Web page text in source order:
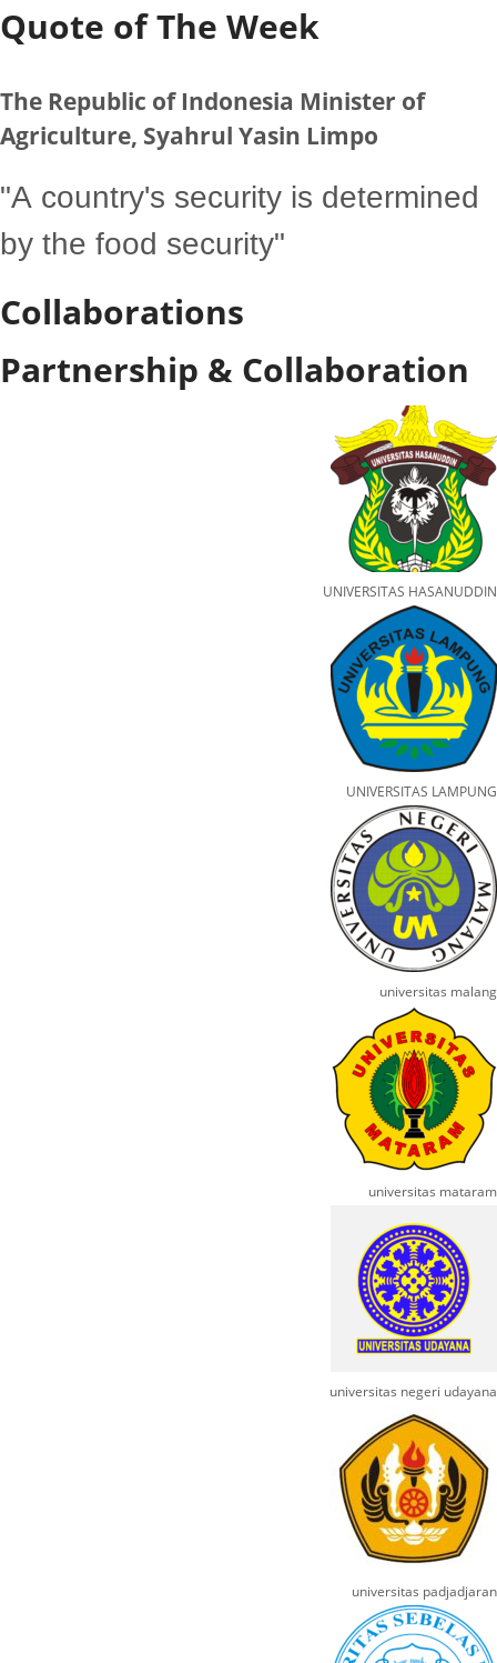
Quote of The Week
The Republic of Indonesia Minister of
Agriculture, Syahrul Yasin Limpo
"A country's security is determined
by the food security"
Collaborations
Partnership & Collaboration
UNIVERSITAS HASANUDDIN
UNIVERSITAS LAMPUNG
universitas malang
universitas mataram
universitas negeri udayana
universitas padjadjaran